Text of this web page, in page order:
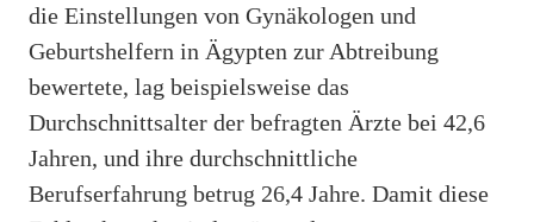
die Einstellungen von Gynäkologen und
Geburtshelfern in Ägypten zur Abtreibung
bewertete, lag beispielsweise das
Durchschnittsalter der befragten Ärzte bei 42,6
Jahren, und ihre durchschnittliche
Berufserfahrung betrug 26,4 Jahre. Damit diese